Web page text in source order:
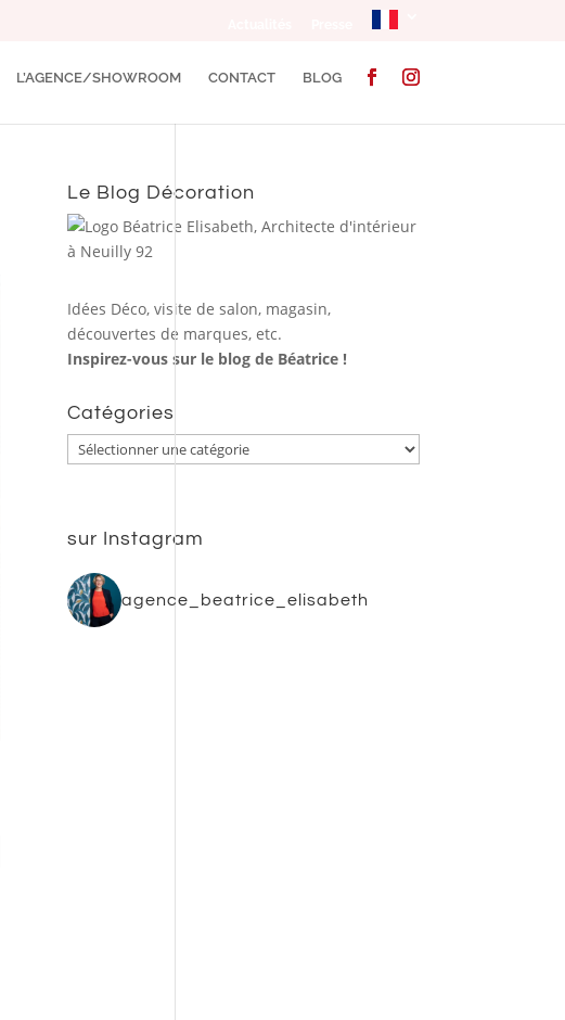
L’AGENCE/SHOWROOM CONTACT BLOG
Le Blog Décoration
Idées Déco, visite de salon, magasin,
découvertes de marques, etc.
Inspirez-vous sur le blog de Béatrice !
Catégories
Catégories
sur Instagram
agence_beatrice_elisabeth